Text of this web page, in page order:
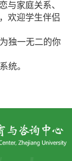
与家庭关系、
欢迎学生伴侣
独一无二的你
统。